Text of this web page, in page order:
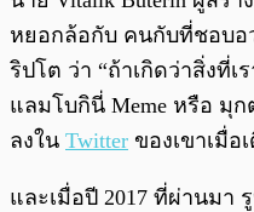
หยอกล้อกับ คนกับที่ชอบอ
ริปโต ว่า “ถ้าเกิดว่าสิ่งที่
แลมโบกินี่ Meme หรือ มุ
ลงใน Twitter ของเขาเมื่
และเมื่อปี 2017 ที่ผ่านมา